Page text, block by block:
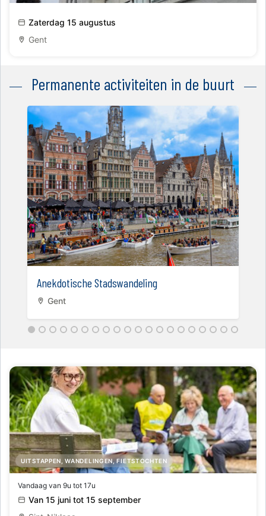
Bezoek Boekentoren
Zaterdag 15 augustus
Gent
Permanente activiteiten in de buurt
Anekdotische Stadswandeling
Gent
UITSTAPPEN, WANDELINGEN, FIETSTOCHTEN
Mercatorzoektocht - Op speurtocht langs historie en
avontuur
Vandaag van 9u tot 17u
Van 15 juni tot 15 september